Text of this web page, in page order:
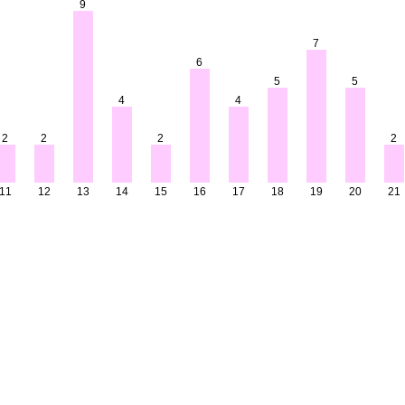
2
11
2
12
9
13
4
14
2
15
6
16
4
17
5
18
7
19
5
20
2
21